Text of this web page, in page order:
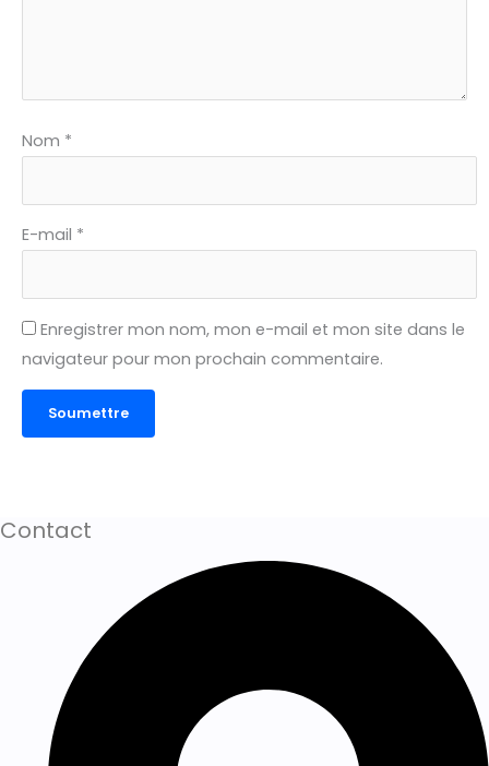
Nom *
E-mail *
Enregistrer mon nom, mon e-mail et mon site dans le
navigateur pour mon prochain commentaire.
Contact